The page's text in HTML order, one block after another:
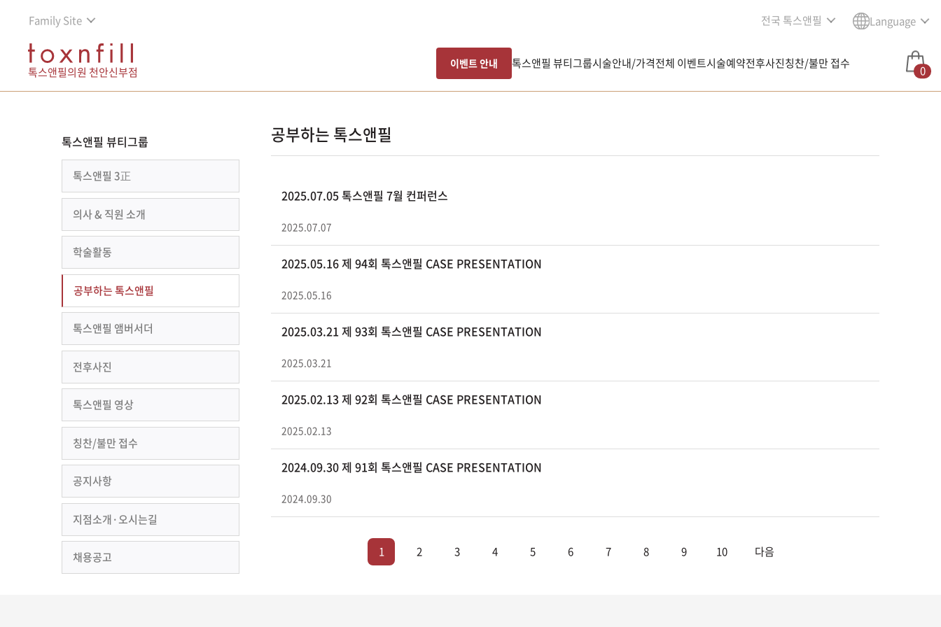
Family Site 전국 톡스앤필 Language
톡스앤필의원 천안신부점
이벤트 안내 톡스앤필 뷰티그룹시술안내/가격전체 이벤트시술예약전후사진칭찬/불만 접수 0
톡스앤필 뷰티그룹
톡스앤필 3正
의사 & 직원 소개
학술활동
공부하는 톡스앤필
톡스앤필 앰버서더
전후사진
톡스앤필 영상
칭찬/불만 접수
공지사항
지점소개·오시는길
채용공고
공부하는 톡스앤필
2025.07.05 톡스앤필 7월 컨퍼런스
2025.07.07
2025.05.16 제 94회 톡스앤필 CASE PRESENTATION
2025.05.16
2025.03.21 제 93회 톡스앤필 CASE PRESENTATION
2025.03.21
2025.02.13 제 92회 톡스앤필 CASE PRESENTATION
2025.02.13
2024.09.30 제 91회 톡스앤필 CASE PRESENTATION
2024.09.30
1 2 3 4 5 6 7 8 9 10 다음